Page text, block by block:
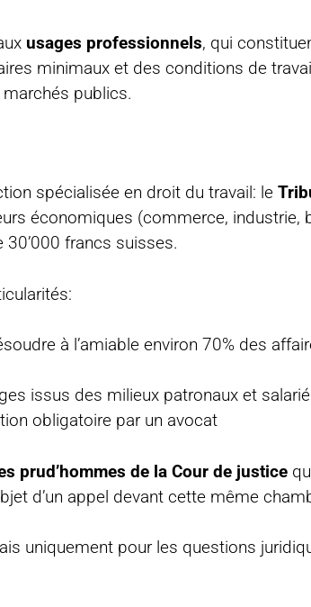
usages professionnels, qui
minimaux et des conditions de
publics.
spécialisée en droit du travail: le
économiques (commerce, industrie,
30’000 francs suisses.
à l’amiable environ 70% des
issus des milieux patronaux et
obligatoire par un avocat
prud’hommes de la Cour de justice
d’un appel devant cette même
uniquement pour les questions